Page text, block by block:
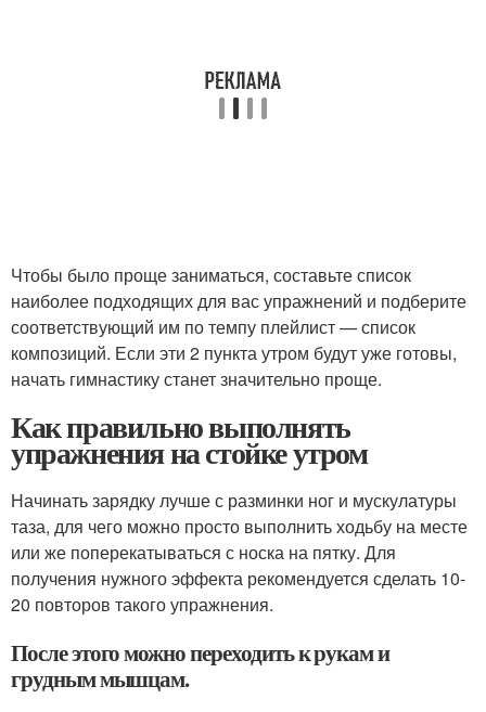
Чтобы было проще заниматься, составьте список
наиболее подходящих для вас упражнений и подберите
соответствующий им по темпу плейлист — список
композиций. Если эти 2 пункта утром будут уже готовы,
начать гимнастику станет значительно проще.
Как правильно выполнять
упражнения на стойке утром
Начинать зарядку лучше с разминки ног и мускулатуры
таза, для чего можно просто выполнить ходьбу на месте
или же поперекатываться с носка на пятку. Для
получения нужного эффекта рекомендуется сделать 10-
20 повторов такого упражнения.
После этого можно переходить к рукам и
грудным мышцам.